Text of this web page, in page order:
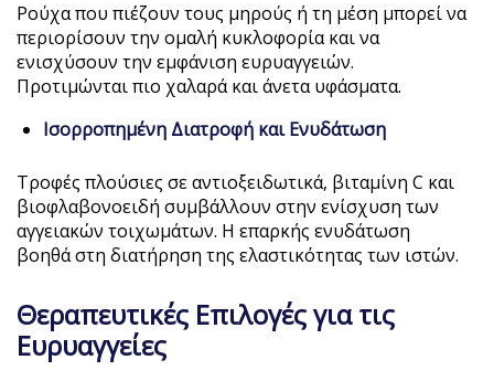
Ρούχα που πιέζουν τους μηρούς ή τη μέση μπορεί να
περιορίσουν την ομαλή κυκλοφορία και να
ενισχύσουν την εμφάνιση ευρυαγγειών.
Προτιμώνται πιο χαλαρά και άνετα υφάσματα.
Ισορροπημένη Διατροφή και Ενυδάτωση
Τροφές πλούσιες σε αντιοξειδωτικά, βιταμίνη C και
βιοφλαβονοειδή συμβάλλουν στην ενίσχυση των
αγγειακών τοιχωμάτων. Η επαρκής ενυδάτωση
βοηθά στη διατήρηση της ελαστικότητας των ιστών.
Θεραπευτικές Επιλογές για τις
Ευρυαγγείες